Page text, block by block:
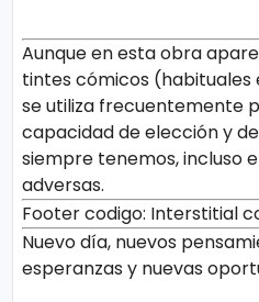
Aunque en esta obra
tintes cómicos (habituales
se utiliza frecuentemente
capacidad de elección y
siempre tenemos, incluso
adversas.
Footer codigo: Interstitial
Nuevo día, nuevos
esperanzas y nuevas